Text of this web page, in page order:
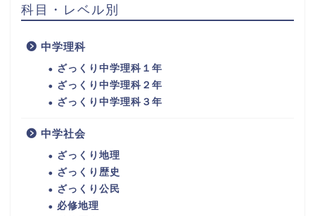
科目・レベル別
中学理科
ざっくり中学理科１年
ざっくり中学理科２年
ざっくり中学理科３年
中学社会
ざっくり地理
ざっくり歴史
ざっくり公民
必修地理